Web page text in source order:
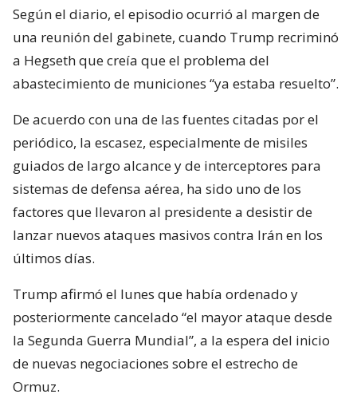
Según el diario, el episodio ocurrió al margen de
una reunión del gabinete, cuando Trump recriminó
a Hegseth que creía que el problema del
abastecimiento de municiones “ya estaba resuelto”.
De acuerdo con una de las fuentes citadas por el
periódico, la escasez, especialmente de misiles
guiados de largo alcance y de interceptores para
sistemas de defensa aérea, ha sido uno de los
factores que llevaron al presidente a desistir de
lanzar nuevos ataques masivos contra Irán en los
últimos días.
Trump afirmó el lunes que había ordenado y
posteriormente cancelado “el mayor ataque desde
la Segunda Guerra Mundial”, a la espera del inicio
de nuevas negociaciones sobre el estrecho de
Ormuz.